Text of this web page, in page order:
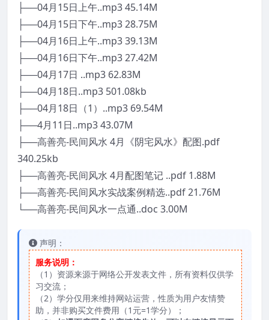
├──04月15日上午..mp3 45.14M
├──04月15日下午..mp3 28.75M
├──04月16日上午..mp3 39.13M
├──04月16日下午..mp3 27.42M
├──04月17日 ..mp3 62.83M
├──04月18日..mp3 501.08kb
├──04月18日（1）..mp3 69.54M
├──4月11日..mp3 43.07M
├──高善亮-民间风水 4月《阴宅风水》配图.pdf
340.25kb
├──高善亮-民间风水 4月配图笔记 ..pdf 1.88M
├──高善亮-民间风水实战案例精选..pdf 21.76M
└──高善亮-民间风水一点通..doc 3.00M
声明：
服务说明：
（1）资源来源于网络公开发表文件，所有资料仅供学
习交流；
（2）学分仅用来维持网站运营，性质为用户友情赞
助，并非购买文件费用（1元=1学分）；